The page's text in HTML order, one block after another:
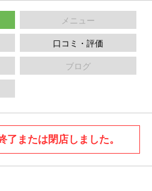
メニュー
口コミ・評価
ブログ
了または閉店しました。